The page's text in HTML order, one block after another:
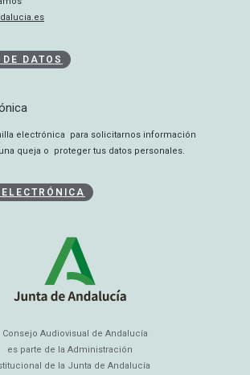
DATOS
electrónica para solicitarnos información
queja o proteger tus datos personales.
Consejo Audiovisual de Andalucía
es parte de la Administración
de la Junta de Andalucía